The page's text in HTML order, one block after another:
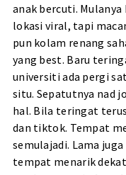
anak bercuti. Mulanya
lokasi viral, tapi
pun kolam renang
yang best. Baru
universiti ada pergi
situ. Sepatutnya nad
hal. Bila teringat
dan tiktok. Tempat
semulajadi. Lama
tempat menarik